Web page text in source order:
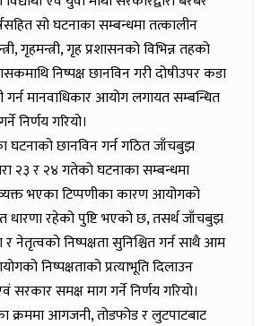
सो घटनाका सम्बन्धमा तत्कालीन
गृहमन्त्री, गृह प्रशासनको विभिन्न तहको
निष्पक्ष छानविन गरी दोषीउपर कडा
गर्न मानवाधिकार आयोग लगायत सम्बन्धित
निर्णय गरियो।
घटनाको छानविन गर्न गठित जाँचबुझ
२३ र २४ गतेको घटनाका सम्बन्धमा
भएका टिप्पणीका कारण आयोगको
धारणा रहेको पुष्टि भएको छ, तसर्थ जाँचबुझ
नेतृत्वको निष्पक्षता सुनिश्चित गर्न साथै आम
निष्पक्षताको प्रत्याभूति दिलाउन
सरकार समक्ष माग गर्ने निर्णय गरियो।
आगजनी, तोडफोड र लुटपाटबाट